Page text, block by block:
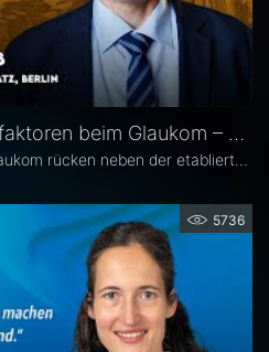
Ernährung und Umweltfaktoren beim Glaukom – Prof. Dr. Carl Erb
5736